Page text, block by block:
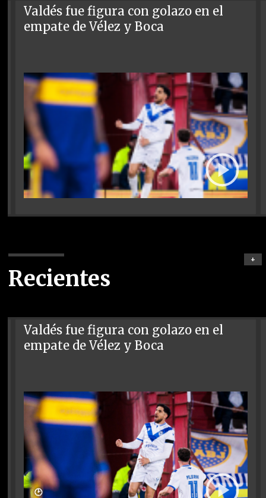
Valdés fue figura con golazo en el
empate de Vélez y Boca
Recientes
+
Valdés fue figura con golazo en el
empate de Vélez y Boca
🕑